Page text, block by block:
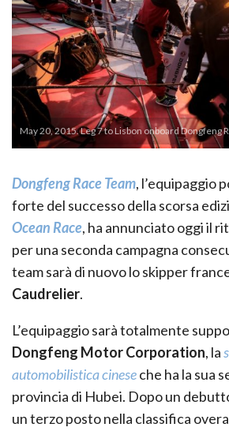
May 20, 2015. Leg 7 to Lisbon onboard Dongfeng
Dongfeng Race Team, l’equipaggio
forte del successo della scorsa
Ocean Race, ha annunciato oggi il
per una seconda campagna
team sarà di nuovo lo skipper
Caudrelier.
L’equipaggio sarà totalmente
Dongfeng Motor Corporation, la
automobilistica cineseche ha la sua
provincia di Hubei. Dopo un
un terzo posto nella classifica